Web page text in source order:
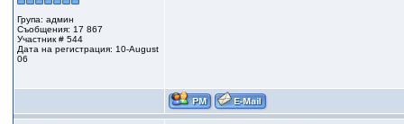
Група: админ
Съобщения: 17 867
Участник # 544
Дата на регистрация: 10-August
06